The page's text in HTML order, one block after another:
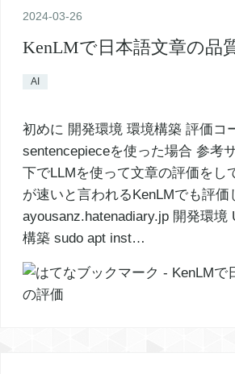
2024-03-26
KenLMで日本語文章の品
AI
初めに 開発環境 環境構築 評価コ
sentencepieceを使った場合 参考
下でLLMを使って文章の評価をし
が速いと言われるKenLMでも評価
ayousanz.hatenadiary.jp 開発環境
構築 sudo apt inst…